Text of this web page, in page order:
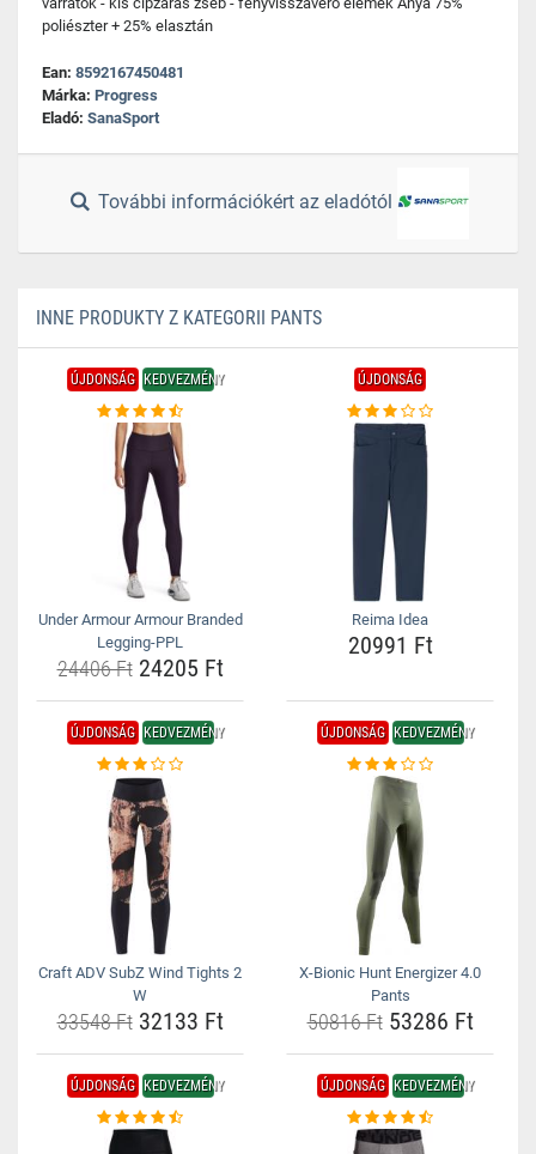
poliészter + 25% elasztán
Ean: 8592167450481
Márka: Progress
Eladó: SanaSport
További információkért az eladótól
INNE PRODUKTY Z KATEGORII PANTS
ÚJDONSÁG KEDVEZMÉNY
Under Armour Armour Branded
Legging-PPL
24406 Ft24205 Ft
ÚJDONSÁG
Reima Idea
20991 Ft
ÚJDONSÁG KEDVEZMÉNY
Craft ADV SubZ Wind Tights 2
W
33548 Ft32133 Ft
ÚJDONSÁG KEDVEZMÉNY
X-Bionic Hunt Energizer 4.0
Pants
50816 Ft53286 Ft
ÚJDONSÁG KEDVEZMÉNY ÚJDONSÁG KEDVEZMÉNY